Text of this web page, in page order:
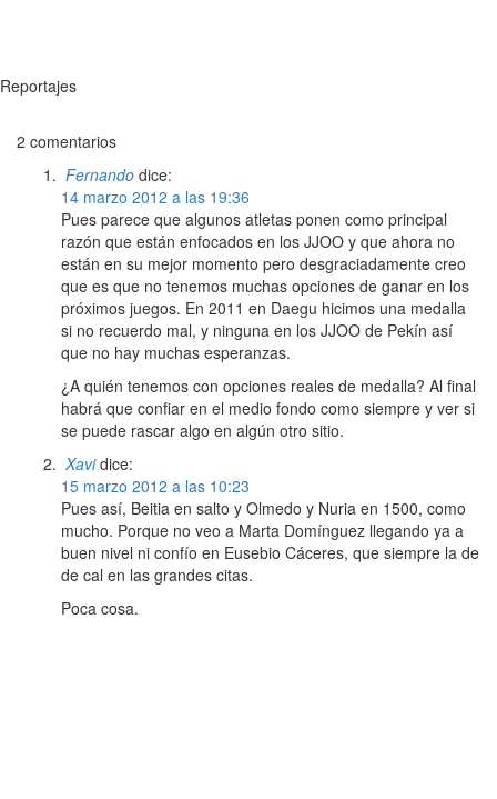
Reportajes
2 comentarios
Fernando dice:
14 marzo 2012 a las 19:36
Pues parece que algunos atletas ponen como principal
razón que están enfocados en los JJOO y que ahora no
están en su mejor momento pero desgraciadamente creo
que es que no tenemos muchas opciones de ganar en los
próximos juegos. En 2011 en Daegu hicimos una medalla
si no recuerdo mal, y ninguna en los JJOO de Pekín así
que no hay muchas esperanzas.
¿A quién tenemos con opciones reales de medalla? Al final
habrá que confiar en el medio fondo como siempre y ver si
se puede rascar algo en algún otro sitio.
Xavi dice:
15 marzo 2012 a las 10:23
Pues así, Beitia en salto y Olmedo y Nuria en 1500, como
mucho. Porque no veo a Marta Domínguez llegando ya a
buen nivel ni confío en Eusebio Cáceres, que siempre la de
de cal en las grandes citas.
Poca cosa.